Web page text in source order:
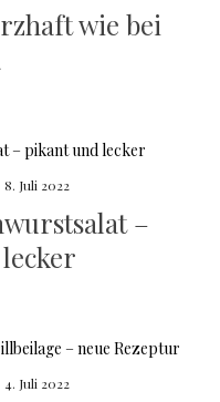
wie bei
8. Juli 2022
–
4. Juli 2022